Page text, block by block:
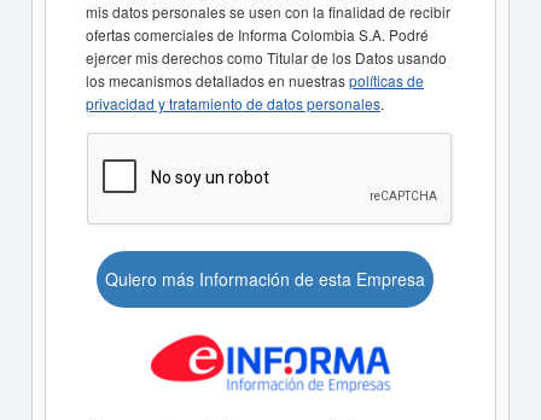
mis datos personales se usen con la finalidad de recibir
ofertas comerciales de Informa Colombia S.A. Podré
ejercer mis derechos como Titular de los Datos usando
los mecanismos detallados en nuestraspolíticas de
privacidad y tratamiento de datos personales.
Quiero más Información de esta Empresa